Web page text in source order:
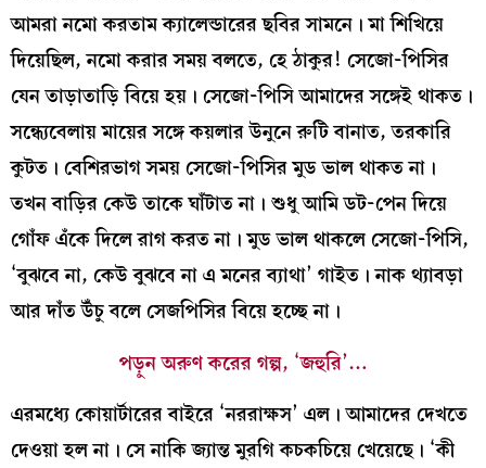
আমরা নমো করতাম ক্যালেন্ডারের ছবির সামনে। মা শিখিয়ে
দিয়েছিল, নমো করার সময় বলতে, হে ঠাকুর! সেজো-পিসির
যেন তাড়াতাড়ি বিয়ে হয়। সেজো-পিসি আমাদের সঙ্গেই থাকত।
সন্ধ্যেবেলায় মায়ের সঙ্গে কয়লার উনুনে রুটি বানাত, তরকারি
কুটত। বেশিরভাগ সময় সেজো-পিসির মুড ভাল থাকত না।
তখন বাড়ির কেউ তাকে ঘাঁটাত না। শুধু আমি ডট-পেন দিয়ে
গোঁফ এঁকে দিলে রাগ করত না। মুড ভাল থাকলে সেজো-পিসি,
‘বুঝবে না, কেউ বুঝবে না এ মনের ব্যাথা’ গাইত। নাক থ্যাবড়া
আর দাঁত উঁচু বলে সেজপিসির বিয়ে হচ্ছে না।
পড়ুন অরুণ করের গল্প, ‘জহুরি’…
এরমধ্যে কোয়ার্টারের বাইরে ‘নররাক্ষস’ এল। আমাদের দেখতে
দেওয়া হল না। সে নাকি জ্যান্ত মুরগি কচকচিয়ে খেয়েছে। ‘কী